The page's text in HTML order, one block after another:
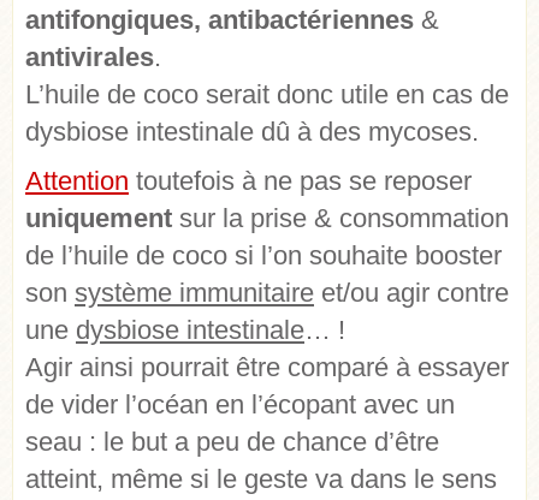
antifongiques, antibactériennes &
antivirales.
L’huile de coco serait donc utile en cas de
dysbiose intestinale dû à des mycoses.
Attention toutefois à ne pas se reposer
uniquement sur la prise & consommation
de l’huile de coco si l’on souhaite booster
son système immunitaire et/ou agir contre
une dysbiose intestinale… !
Agir ainsi pourrait être comparé à essayer
de vider l’océan en l’écopant avec un
seau : le but a peu de chance d’être
atteint, même si le geste va dans le sens